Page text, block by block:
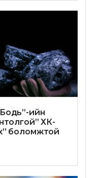
ийн
ХК-
боломжтой